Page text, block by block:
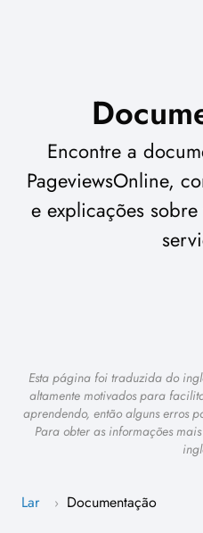
Encontre a
PageviewsOnline,
e explicações
Esta página foi traduzida do
altamente motivados para
aprendendo, então alguns erros
Para obter as informações
Lar › Documentação